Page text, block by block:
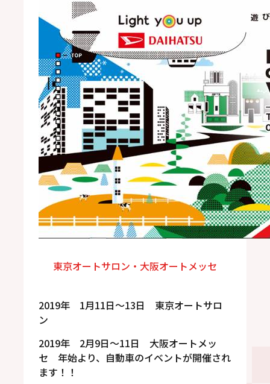
東京オートサロン・大阪オートメッセ
2019年 1月11日～13日 東京オートサロ
ン
2019年 2月9日～11日 大阪オートメッ
セ 年始より、自動車のイベントが開催され
ます！！